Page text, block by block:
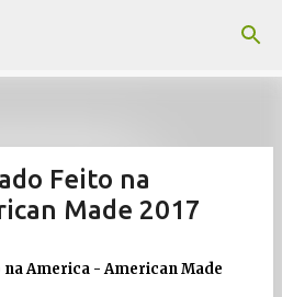
conteúdo principal
Feito na
Made 2017
America - American Made